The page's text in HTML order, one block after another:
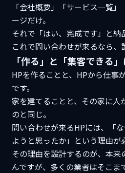
「会社概要」「サービス一覧
ージだけ。
それで「はい、完成です」と納
これで問い合わせが来るなら、
「作る」と「集客できる
HPを作ることと、HPから仕事
です。
家を建てることと、その家に人
のと同じ。
問い合わせが来るHPには、「
ようと思ったか」という理由が
その理由を設計するのが、本来
んですが、多くの業者はそこま